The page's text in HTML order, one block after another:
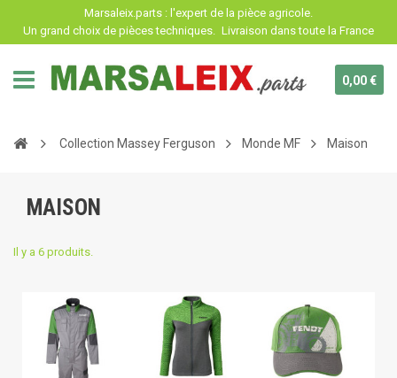
Marsaleix.parts : l'expert de la pièce agricole.
Un grand choix de pièces techniques. Livraison dans toute la France
0,00 €
Collection Massey Ferguson Monde MF Maison
MAISON
Il y a 6 produits.
Panneau de gestion des cookies